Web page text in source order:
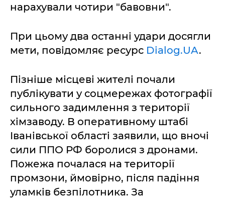
нарахували чотири "бавовни".
При цьому два останні удари досягли
мети, повідомляє ресурс Dialog.UA.
Пізніше місцеві жителі почали
публікувати у соцмережах фотографії
сильного задимлення з території
хімзаводу. В оперативному штабі
Іванівської області заявили, що вночі
сили ППО РФ боролися з дронами.
Пожежа почалася на території
промзони, ймовірно, після падіння
уламків безпілотника. За